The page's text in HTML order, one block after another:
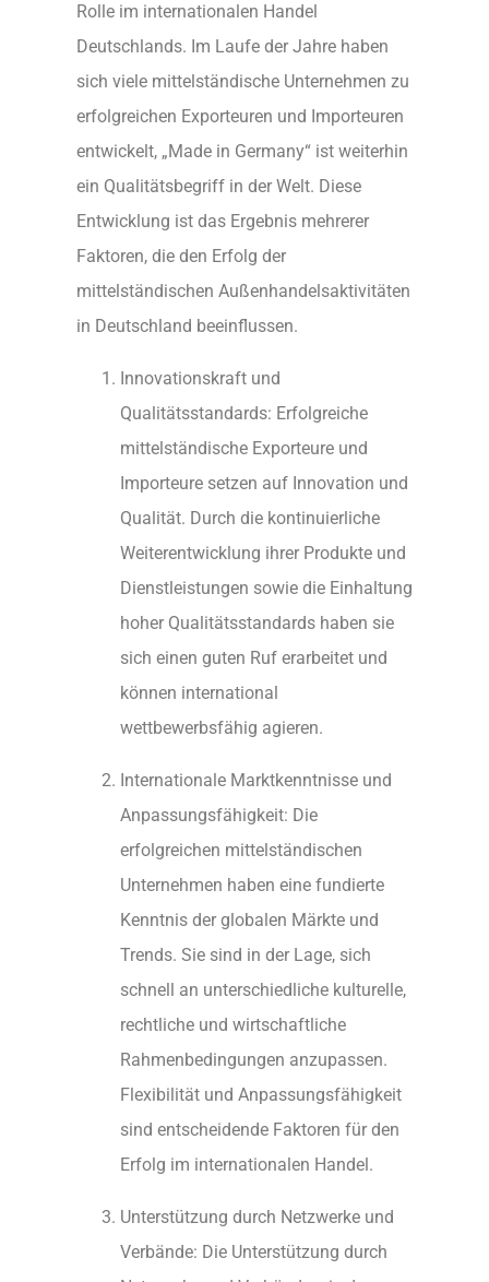
Rolle im internationalen Handel
Deutschlands. Im Laufe der Jahre haben
sich viele mittelständische Unternehmen zu
erfolgreichen Exporteuren und Importeuren
entwickelt, „Made in Germany“ ist weiterhin
ein Qualitätsbegriff in der Welt. Diese
Entwicklung ist das Ergebnis mehrerer
Faktoren, die den Erfolg der
mittelständischen Außenhandelsaktivitäten
in Deutschland beeinflussen.
Innovationskraft und
Qualitätsstandards: Erfolgreiche
mittelständische Exporteure und
Importeure setzen auf Innovation und
Qualität. Durch die kontinuierliche
Weiterentwicklung ihrer Produkte und
Dienstleistungen sowie die Einhaltung
hoher Qualitätsstandards haben sie
sich einen guten Ruf erarbeitet und
können international
wettbewerbsfähig agieren.
Internationale Marktkenntnisse und
Anpassungsfähigkeit: Die
erfolgreichen mittelständischen
Unternehmen haben eine fundierte
Kenntnis der globalen Märkte und
Trends. Sie sind in der Lage, sich
schnell an unterschiedliche kulturelle,
rechtliche und wirtschaftliche
Rahmenbedingungen anzupassen.
Flexibilität und Anpassungsfähigkeit
sind entscheidende Faktoren für den
Erfolg im internationalen Handel.
Unterstützung durch Netzwerke und
Verbände: Die Unterstützung durch